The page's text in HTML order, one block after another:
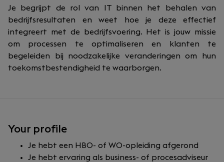
Je begrijpt de rol van IT binnen het behalen van
bedrijfsresultaten en weet hoe je deze effectief
integreert met de bedrijfsvoering. Het is jouw missie
om processen te optimaliseren en klanten te
begeleiden bij noodzakelijke veranderingen om hun
toekomstbestendigheid te waarborgen.
Your profile
Je hebt een HBO- of WO-opleiding afgerond
Je hebt ervaring als business- of procesadviseur